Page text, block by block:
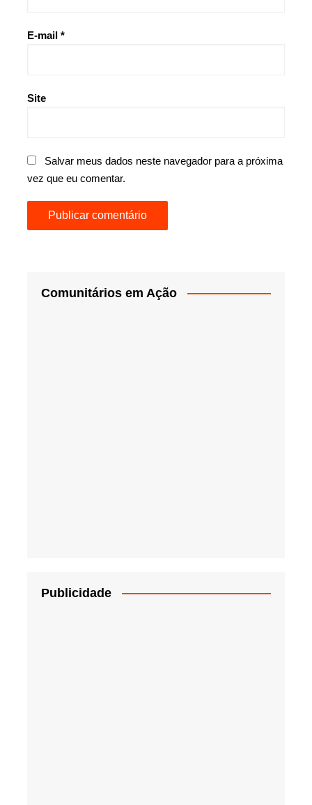
E-mail *
Site
Salvar meus dados neste navegador para a próxima
vez que eu comentar.
Comunitários em Ação
Publicidade